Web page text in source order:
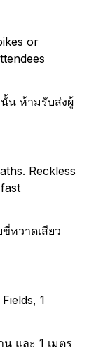
or
น ห้ามรับส่งผู้
Reckless
หวาดเสียว
1
และ 1 เมตร